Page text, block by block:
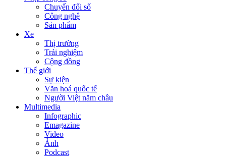
Chuyển đổi số
Công nghệ
Sản phẩm
Xe
Thị trường
Trải nghiệm
Cộng đồng
Thế giới
Sự kiện
Văn hoá quốc tế
Người Việt năm châu
Multimedia
Infographic
Emagazine
Video
Ảnh
Podcast